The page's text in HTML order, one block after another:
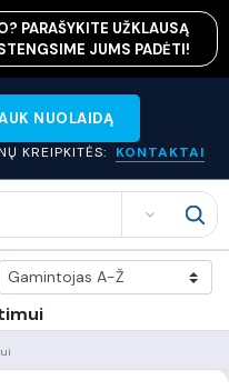
PARAŠYKITE UŽKLAUSĄ
JUMS PADĖTI!
NUOLAIDĄ
KREIPKITĖS: KONTAKTAI
SEARCH